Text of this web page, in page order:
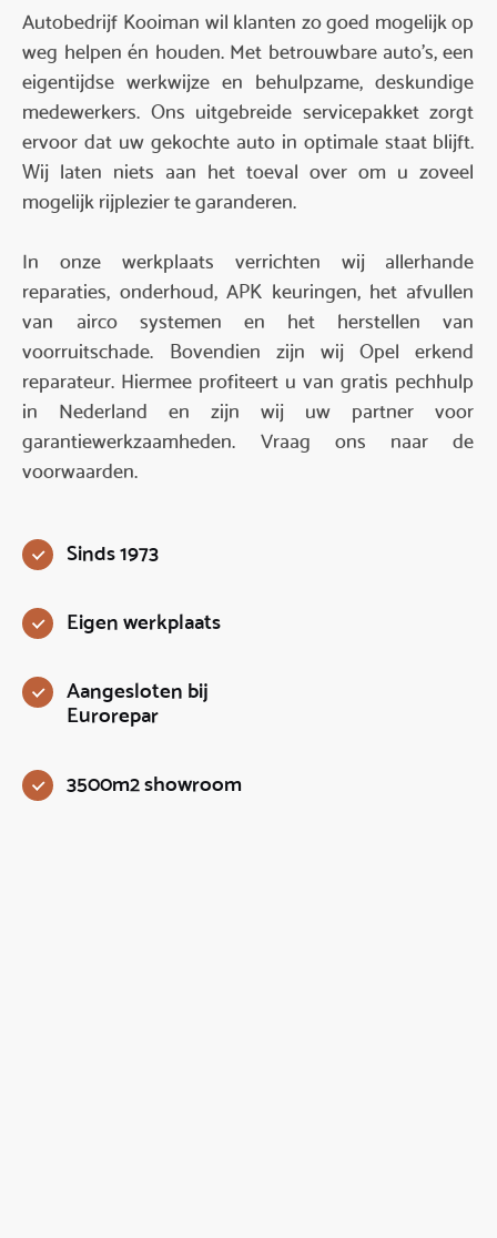
Autobedrijf Kooiman wil klanten zo goed mogelijk op
weg helpen én houden. Met betrouwbare auto’s, een
eigentijdse werkwijze en behulpzame, deskundige
medewerkers. Ons uitgebreide servicepakket zorgt
ervoor dat uw gekochte auto in optimale staat blijft.
Wij laten niets aan het toeval over om u zoveel
mogelijk rijplezier te garanderen.
In onze werkplaats verrichten wij allerhande
reparaties, onderhoud, APK keuringen, het afvullen
van airco systemen en het herstellen van
voorruitschade. Bovendien zijn wij Opel erkend
reparateur. Hiermee profiteert u van gratis pechhulp
in Nederland en zijn wij uw partner voor
garantiewerkzaamheden. Vraag ons naar de
voorwaarden.
Sinds 1973
Eigen werkplaats
Aangesloten bij
Eurorepar
3500m2 showroom